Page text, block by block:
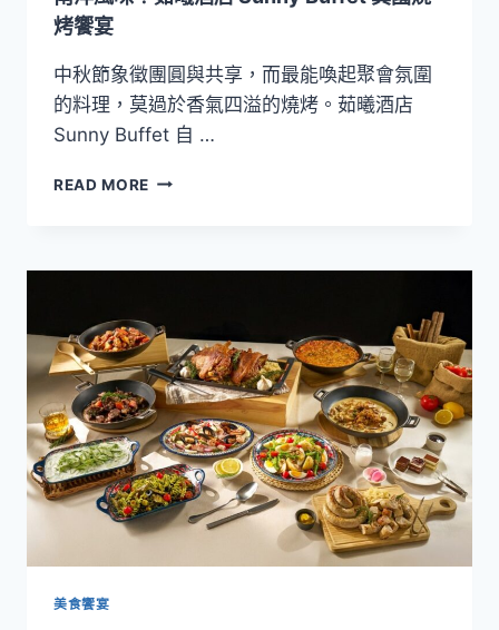
烤饗宴
中秋節象徵團圓與共享，而最能喚起聚會氛圍
的料理，莫過於香氣四溢的燒烤。茹曦酒店
Sunny Buffet 自 …
READ MORE 一
韓
香
辣、
印
度
香
料、
美
墨
熱
情
美食饗宴